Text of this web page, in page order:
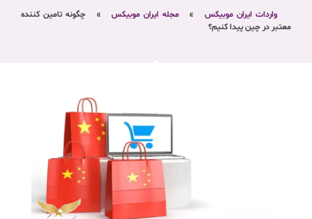
واردات ایران موبیکس » مجله ایران موبیکس »
چگونه تامین کننده
معتبر در چین پیدا کنیم؟